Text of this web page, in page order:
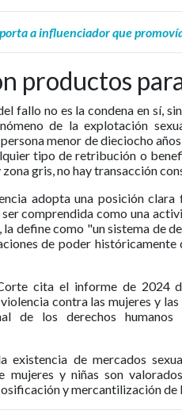
a influenciador que
productos
fallo no es la condena en sí,
de la explotación
menor de dieciocho
tipo de retribución o
gris, no hay transacción
adopta una posición
comprendida como una
define como "un sistema de
de poder históricamente
cita el informe de 2024
contra las mujeres y
de los derechos
existencia de mercados
y niñas son
y mercantilización de